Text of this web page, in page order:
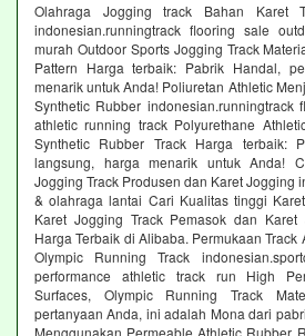
Olahraga Jogging track Bahan Karet
indonesian.runningtrack flooring sale
murah Outdoor Sports Jogging Track
Pattern Harga terbaik: Pabrik Handal,
menarik untuk Anda! Poliuretan Athletic
Synthetic Rubber indonesian.runningtrack
athletic running track Polyurethane
Synthetic Rubber Track Harga terbaik:
langsung, harga menarik untuk Anda!
Jogging Track Produsen dan Karet Jogging
& olahraga lantai Cari Kualitas tinggi
Karet Jogging Track Pemasok dan
Harga Terbaik di Alibaba. Permukaan Track
Olympic Running Track
performance athletic track run High
Surfaces, Olympic Running Track
pertanyaan Anda, ini adalah Mona dari